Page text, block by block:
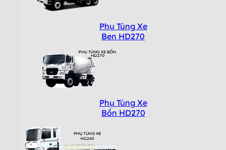
Phụ Tùng Xe
Ben HD270
Phụ Tùng Xe
Bồn HD270